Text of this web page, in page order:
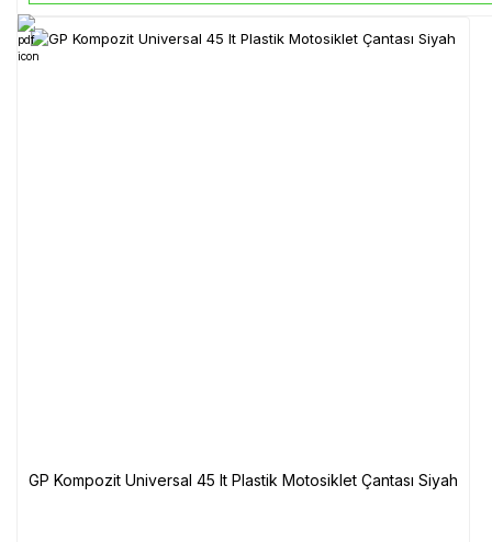
GP Kompozit Universal 45 lt Plastik Motosiklet Çantası Siyah